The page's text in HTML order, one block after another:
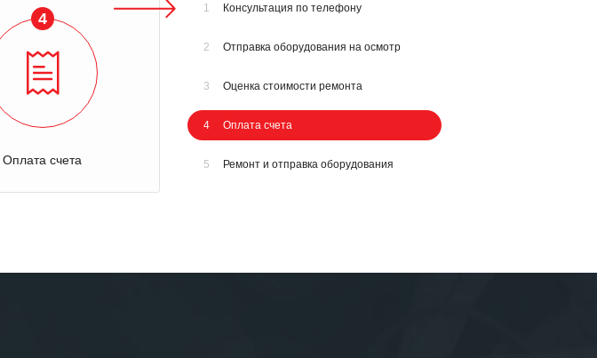
4
Оплата счета
1 Консультация по телефону
2 Отправка оборудования на осмотр
3 Оценка стоимости ремонта
4 Оплата счета
5 Ремонт и отправка оборудования